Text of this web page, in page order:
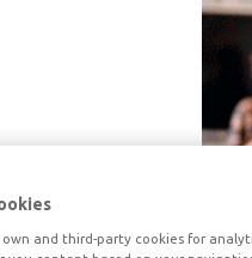
own and third-party cookies for